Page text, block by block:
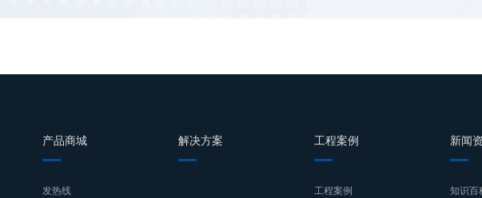
产品商城
发热线
解决方案 工程案例
工程案例
新闻
知识百